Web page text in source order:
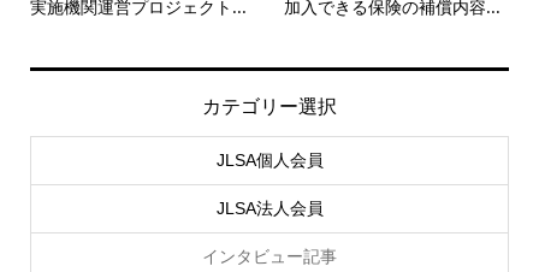
実施機関運営プロジェクト...
加入できる保険の補償内容...
カテゴリー選択
JLSA個人会員
JLSA法人会員
インタビュー記事